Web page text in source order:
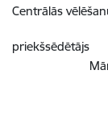
Centrālās
Māris